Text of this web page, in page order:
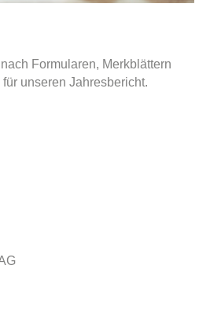
Formularen, Merkblättern
unseren Jahresbericht.